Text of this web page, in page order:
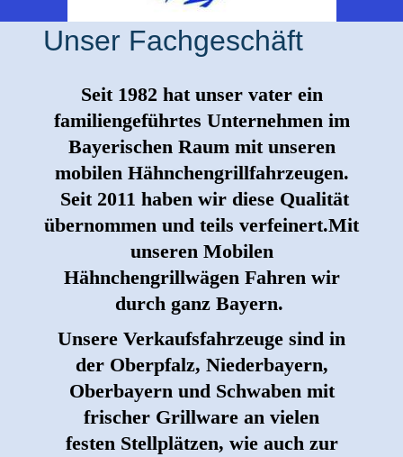
Unser Fachgeschäft
Seit 1982 hat unser vater ein
familiengeführtes Unternehmen im
Bayerischen Raum mit unseren
mobilen Hähnchengrillfahrzeugen.
Seit 2011 haben wir diese Qualität
übernommen und teils verfeinert.Mit
unseren Mobilen
Hähnchengrillwägen Fahren wir
durch ganz Bayern.
Unsere Verkaufsfahrzeuge sind in
der Oberpfalz, Niederbayern,
Oberbayern und Schwaben mit
frischer Grillware an vielen
festen Stellplätzen, wie auch zur